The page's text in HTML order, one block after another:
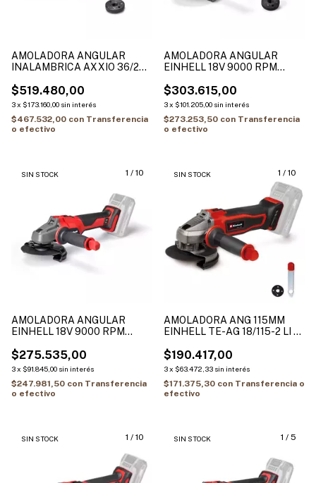
AMOLADORA ANGULAR
INALAMBRICA AXXIO 36/230
$519.480,00
3x $173.160,00 sin interés
$467.532,00 con Transferencia
o efectivo
AMOLADORA ANGULAR
EINHELL 18V 9000 RPM
SIN BAT/SIN CARG. AXXIO
$303.615,00
3x $101.205,00 sin interés
$273.253,50 con Transferencia
o efectivo
1 / 10
SIN STOCK
AMOLADORA ANGULAR
EINHELL 18V 9000 RPM
SIN BAT/SIN CARG.
$275.535,00
3x $91.845,00 sin interés
$247.981,50 con Transferencia
o efectivo
1 / 10
SIN STOCK
AMOLADORA ANG 115MM
EINHELL TE-AG 18/115-2 LI -
$190.417,00
3x $63.472,33 sin interés
$171.375,30 con Transferencia o
efectivo
1 / 10
SIN STOCK 1 / 5
SIN STOCK